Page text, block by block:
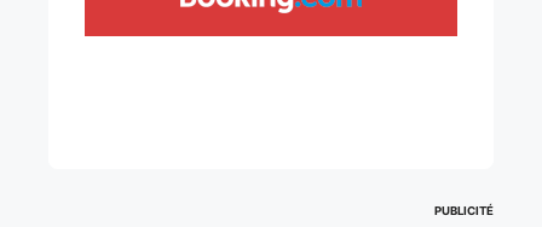
PUBLICITÉ